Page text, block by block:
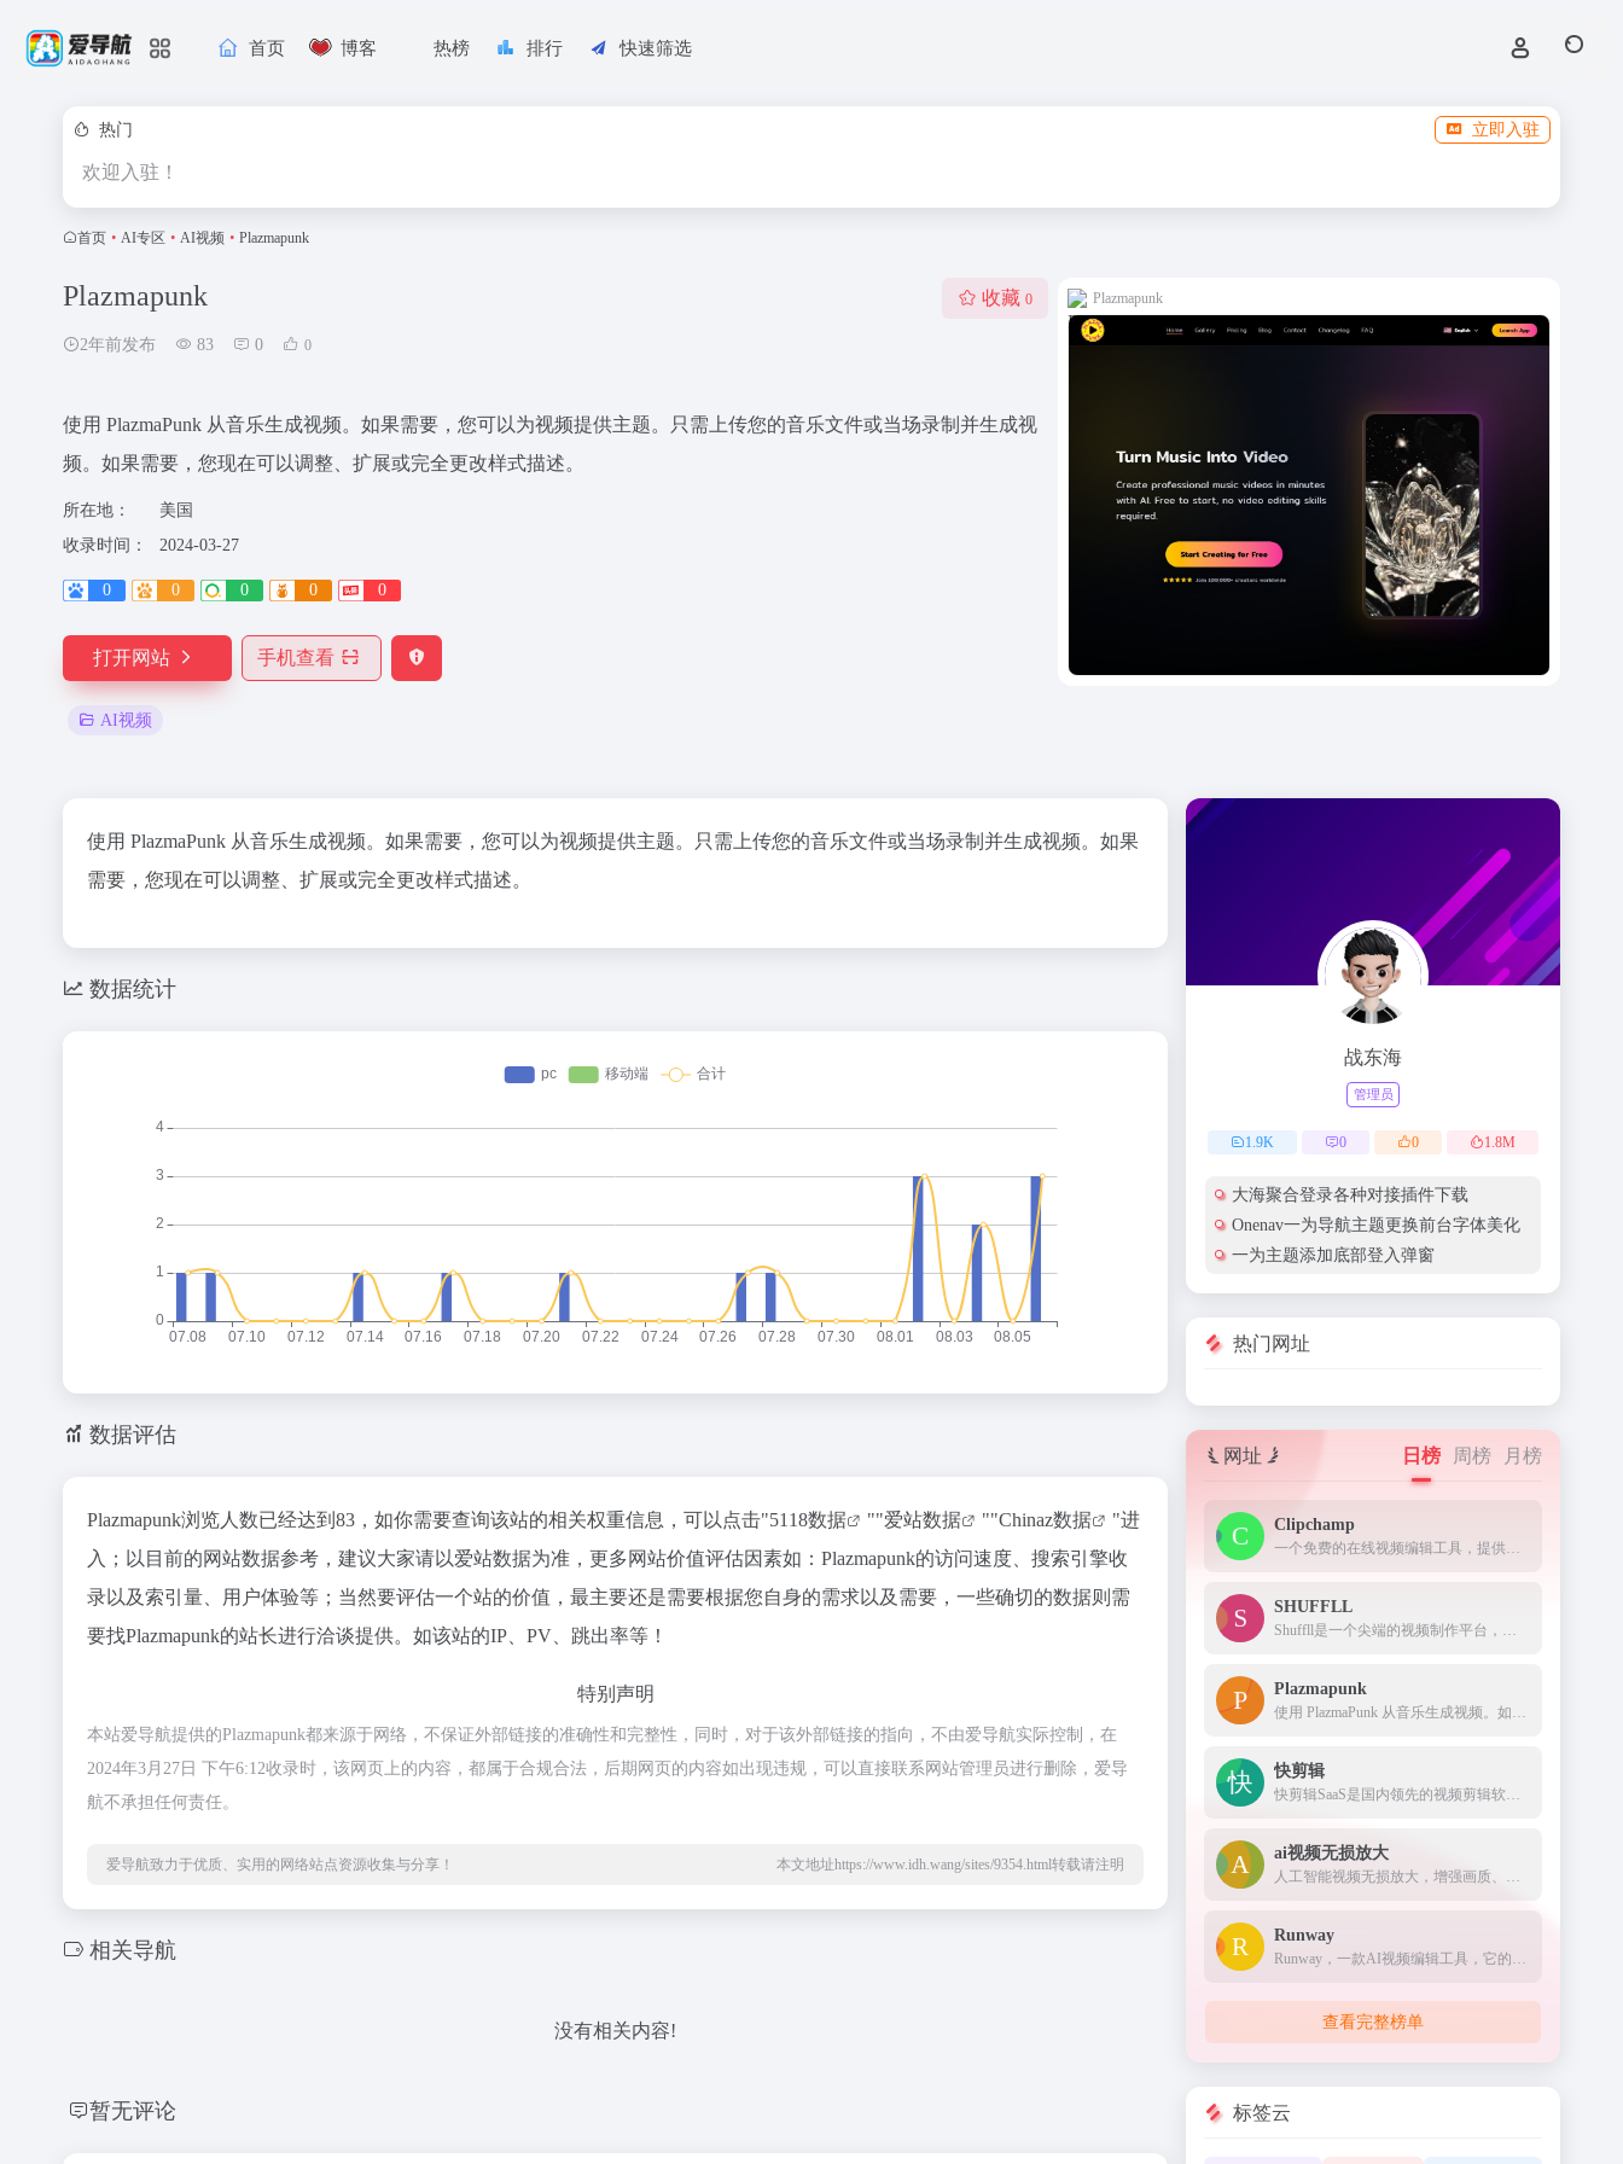
首页 博客 热榜 排行 快速筛选
热门 立即入驻
欢迎入驻！
首页 • AI专区 • AI视频 • Plazmapunk
Plazmapunk
2年前发布 83 0 0
收藏 0
使用 PlazmaPunk 从音乐生成视频。如果需要，您可以为视频提供主题。只需上传您的音乐文件或当场录制并生成视
频。如果需要，您现在可以调整、扩展或完全更改样式描述。
所在地：
美国
收录时间：
2024-03-27
0 0 0 0 0
打开网站 手机查看
AI视频
Plazmapunk
使用 PlazmaPunk 从音乐生成视频。如果需要，您可以为视频提供主题。只需上传您的音乐文件或当场录制并生成视频。如果
需要，您现在可以调整、扩展或完全更改样式描述。
数据统计
数据评估
Plazmapunk浏览人数已经达到83，如你需要查询该站的相关权重信息，可以点击"5118数据 ""爱站数据 ""Chinaz数据
"进
入；以目前的网站数据参考，建议大家请以爱站数据为准，更多网站价值评估因素如：Plazmapunk的访问速度、搜索引擎收
录以及索引量、用户体验等；当然要评估一个站的价值，最主要还是需要根据您自身的需求以及需要，一些确切的数据则需
要找Plazmapunk的站长进行洽谈提供。如该站的IP、PV、跳出率等！
特别声明
本站爱导航提供的Plazmapunk都来源于网络，不保证外部链接的准确性和完整性，同时，对于该外部链接的指向，不由爱导航实际控制，在
2024年3月27日 下午6:12收录时，该网页上的内容，都属于合规合法，后期网页的内容如出现违规，可以直接联系网站管理员进行删除，爱导
航不承担任何责任。
爱导航致力于优质、实用的网络站点资源收集与分享！ 本文地址https://www.idh.wang/sites/9354.html转载请注明
相关导航
没有相关内容!
暂无评论
战东海
管理员
1.9K 0 0 1.8M
大海聚合登录各种对接插件下载
Onenav一为导航主题更换前台字体美化
一为主题添加底部登入弹窗
热门网址
网址 日榜 周榜 月榜
Clipchamp
一个免费的在线视频编辑工具，提供了一些 AI 功能来改进视频编辑过程。
SHUFFLL
Shuffll是一个尖端的视频制作平台，它使用人工智能技术来简化创作过程。我们的平台使企业能够在使用传统方法所需的一小部分时间内轻松创建高质量、个性化的视频内容。
Plazmapunk
使用 PlazmaPunk 从音乐生成视频。如果需要，您可以为视频提供主题。只需上传您的音乐文件或当场录制并生成视频。如果需要，您现在可以调整、扩展或完全更改样式描述。
快剪辑
快剪辑SaaS是国内领先的视频剪辑软件,拥有强大的云端剪辑能力,支持在线去水印,录屏,录音,视频文字互转,添加字幕,拥有海量版权视频模板,音乐,特效,贴纸,适用于个人和中小企业定制,支持手机APP和电脑PC下载
ai视频无损放大
人工智能视频无损放大，增强画质、智能补帧.使用2023前沿AI模型无损放大视频，增强视频，AI插值使视频生动，同时支持黑白视频着色和平滑慢动作
Runway
Runway，一款AI视频编辑工具，它的功能又不仅仅是编辑，更重要的是支持文字转视频，只需输入一句话就可以拍大片。
查看完整榜单
标签云